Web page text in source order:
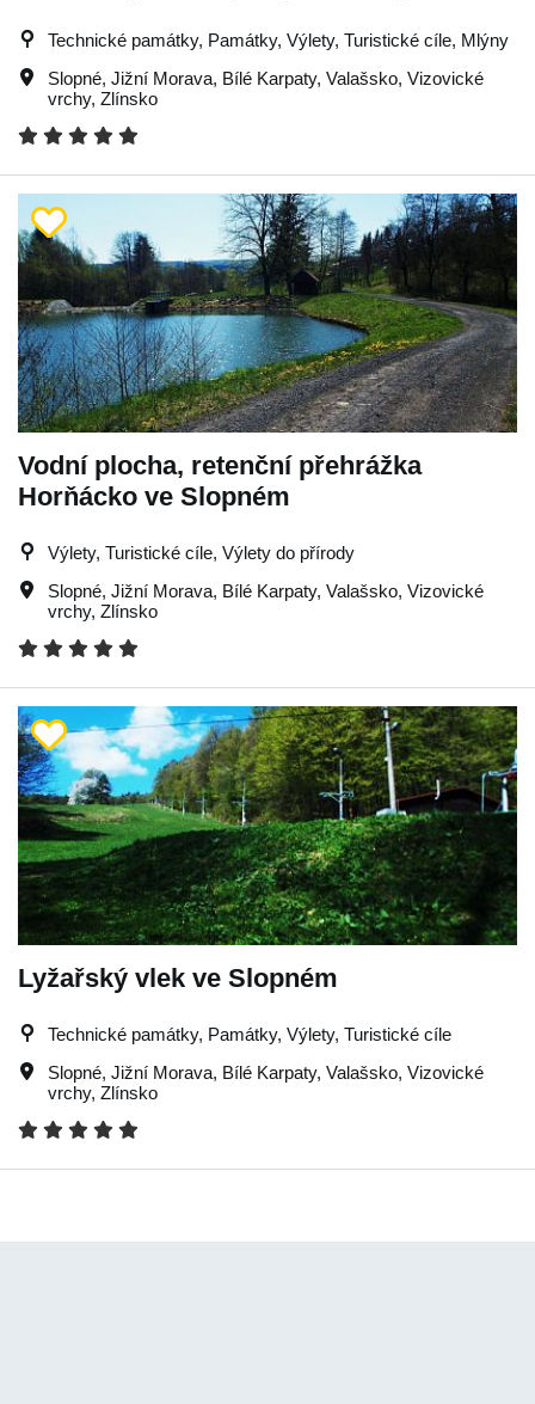
Technické památky, Památky, Výlety, Turistické cíle, Mlýny
Slopné, Jižní Morava, Bílé Karpaty, Valašsko, Vizovické
vrchy, Zlínsko
Vodní plocha, retenční přehrážka
Horňácko ve Slopném
Výlety, Turistické cíle, Výlety do přírody
Slopné, Jižní Morava, Bílé Karpaty, Valašsko, Vizovické
vrchy, Zlínsko
Lyžařský vlek ve Slopném
Technické památky, Památky, Výlety, Turistické cíle
Slopné, Jižní Morava, Bílé Karpaty, Valašsko, Vizovické
vrchy, Zlínsko